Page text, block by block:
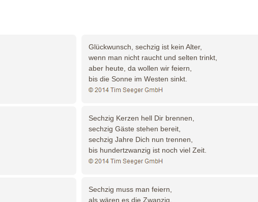
Glückwunsch, sechzig ist kein Alter,
wenn man nicht raucht und selten trinkt,
aber heute, da wollen wir feiern,
bis die Sonne im Westen sinkt.
Sechzig Kerzen hell Dir brennen,
sechzig Gäste stehen bereit,
sechzig Jahre Dich nun trennen,
bis hundertzwanzig ist noch viel Zeit.
Sechzig muss man feiern,
als wären es die Zwanzig,